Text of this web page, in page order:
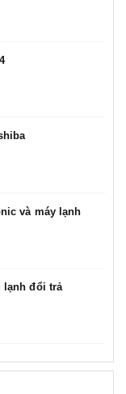
và máy lạnh
lạnh đổi trả